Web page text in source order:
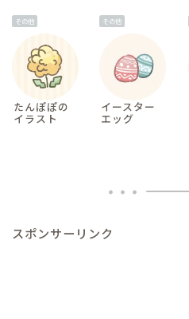
その他
たんぽぽの
イラスト
その他
イースター
エッグ
スポンサーリンク